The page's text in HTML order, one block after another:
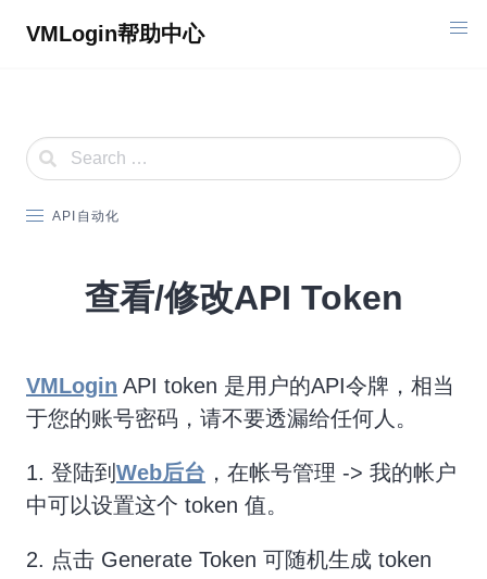
VMLogin帮助中心
API自动化
查看/修改API Token
VMLogin API token 是用户的API令牌，相当
于您的账号密码，请不要透漏给任何人。
1. 登陆到 Web后台 ，在帐号管理 -> 我的帐户
中可以设置这个 token 值。
2. 点击 Generate Token 可随机生成 token